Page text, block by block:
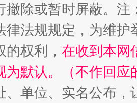
的艺术幻境
撤除或暂时屏蔽。
律法规规定，为维
权利， 在收到本网
为默认。（不作回应
、单位、实名公布